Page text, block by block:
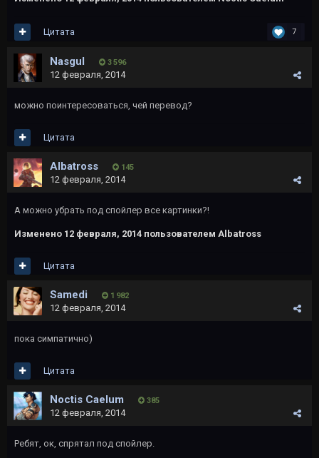
7
Цитата
Nasgul 3 596
12 февраля, 2014
можно поинтересоваться, чей перевод?
Цитата
Albatross 145
12 февраля, 2014
А можно убрать под спойлер все картинки?!
Изменено 12 февраля, 2014 пользователем Albatross
Цитата
Samedi 1 982
12 февраля, 2014
пока симпатично)
Цитата
Noctis Caelum 385
12 февраля, 2014
Ребят, ок, спрятал под спойлер.